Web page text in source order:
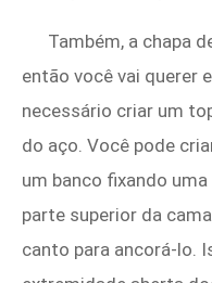
Também, a chapa
então você vai querer
necessário criar um
do aço. Você pode
um banco fixando
parte superior da
canto para ancorá-lo.